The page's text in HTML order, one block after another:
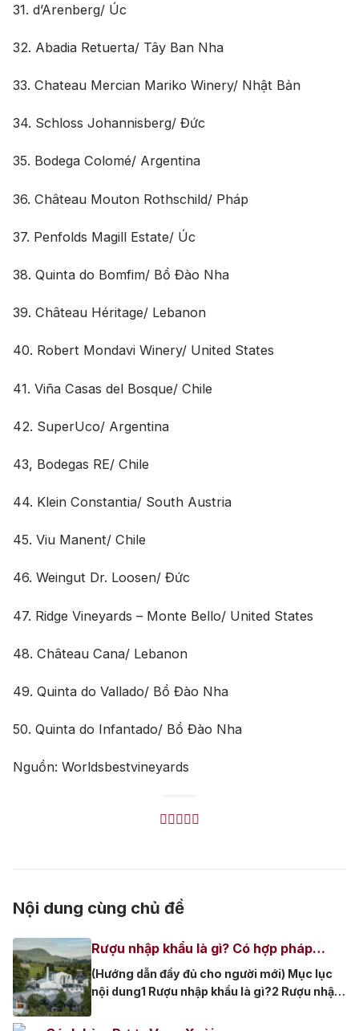
Top tìm kiếm
Rượu Vang Vang Pháp
31. d’Arenberg/ Úc
32. Abadia Retuerta/ Tây Ban Nha
33. Chateau Mercian Mariko Winery/ Nhật Bản
34. Schloss Johannisberg/ Đức
35. Bodega Colomé/ Argentina
36. Château Mouton Rothschild/ Pháp
37. Penfolds Magill Estate/ Úc
38. Quinta do Bomfim/ Bồ Đào Nha
39. Château Héritage/ Lebanon
40. Robert Mondavi Winery/ United States
41. Viña Casas del Bosque/ Chile
42. SuperUco/ Argentina
43, Bodegas RE/ Chile
44. Klein Constantia/ South Austria
45. Viu Manent/ Chile
46. Weingut Dr. Loosen/ Đức
47. Ridge Vineyards – Monte Bello/ United States
48. Château Cana/ Lebanon
49. Quinta do Vallado/ Bồ Đào Nha
50. Quinta do Infantado/ Bồ Đào Nha
Nguồn: Worldsbestvineyards
Nội dung cùng chủ đề
Rượu nhập khẩu là gì? Có hợp pháp
không tại Việt Nam?
(Hướng dẫn đầy đủ cho người mới) Mục lục
nội dung1 Rượu nhập khẩu là gì?2 Rượu nhập
rượu nhập khẩu là gì? Vì sao bắt buộc phải